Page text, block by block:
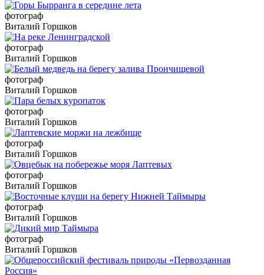
фотограф
Виталий Горшков
фотограф
Виталий Горшков
фотограф
Виталий Горшков
фотограф
Виталий Горшков
фотограф
Виталий Горшков
фотограф
Виталий Горшков
фотограф
Виталий Горшков
фотограф
Виталий Горшков